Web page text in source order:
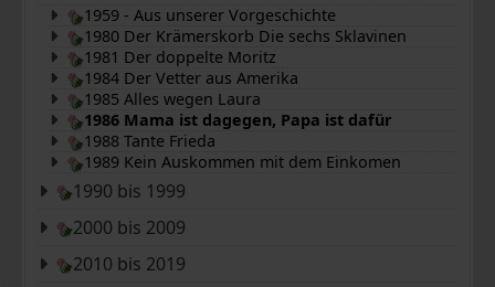
1959 - Aus unserer Vorgeschichte
1980 Der Krämerskorb Die sechs Sklavinen
1981 Der doppelte Moritz
1984 Der Vetter aus Amerika
1985 Alles wegen Laura
1986 Mama ist dagegen, Papa ist dafür
1988 Tante Frieda
1989 Kein Auskommen mit dem Einkomen
1990 bis 1999
2000 bis 2009
2010 bis 2019